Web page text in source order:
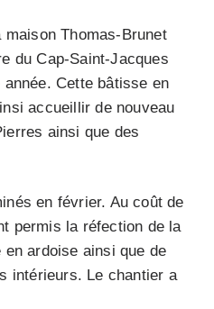
Thomas-Brunet
du Cap-Saint-Jacques
Cette bâtisse en
accueillir de nouveau
ainsi que des
en février. Au coût de
permis la réfection de la
ardoise ainsi que de
intérieurs. Le chantier a